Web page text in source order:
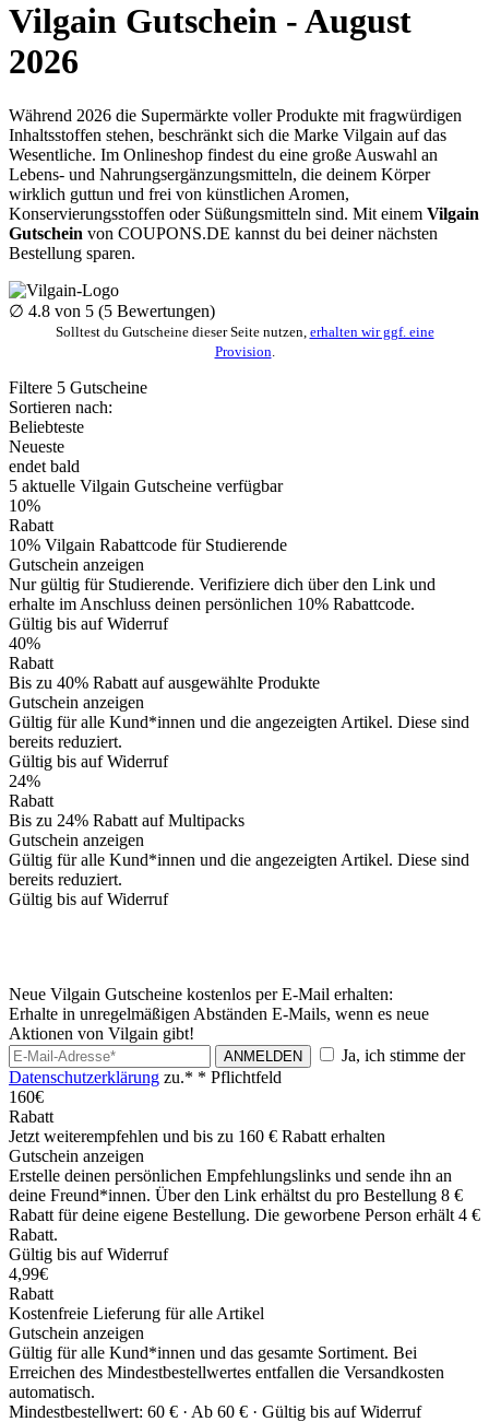
Vilgain Gutschein - August
2026
Während 2026 die Supermärkte voller Produkte mit fragwürdigen
Inhaltsstoffen stehen, beschränkt sich die Marke Vilgain auf das
Wesentliche. Im Onlineshop findest du eine große Auswahl an
Lebens- und Nahrungsergänzungsmitteln, die deinem Körper
wirklich guttun und frei von künstlichen Aromen,
Konservierungsstoffen oder Süßungsmitteln sind. Mit einem Vilgain
Gutschein von COUPONS.DE kannst du bei deiner nächsten
Bestellung sparen.
∅ 4.8 von 5 (5 Bewertungen)
Solltest du Gutscheine dieser Seite nutzen, erhalten wir ggf. eine
Provision
Filtere 5 Gutscheine
Sortieren nach:
Beliebteste
Neueste
endet bald
5 aktuelle Vilgain Gutscheine verfügbar
10%
Rabatt
10% Vilgain Rabattcode für Studierende
Gutschein anzeigen
Nur gültig für Studierende. Verifiziere dich über den Link und
erhalte im Anschluss deinen persönlichen 10% Rabattcode.
Gültig bis auf Widerruf
40%
Rabatt
Bis zu 40% Rabatt auf ausgewählte Produkte
Gutschein anzeigen
Gültig für alle Kund*innen und die angezeigten Artikel. Diese sind
bereits reduziert.
Gültig bis auf Widerruf
24%
Rabatt
Bis zu 24% Rabatt auf Multipacks
Gutschein anzeigen
Gültig für alle Kund*innen und die angezeigten Artikel. Diese sind
bereits reduziert.
Gültig bis auf Widerruf
Neue Vilgain Gutscheine kostenlos per E-Mail erhalten:
Erhalte in unregelmäßigen Abständen E-Mails, wenn es neue
Aktionen von Vilgain gibt!
ANMELDEN
Ja, ich stimme der
Datenschutzerklärung zu.* * Pflichtfeld
160€
Rabatt
Jetzt weiterempfehlen und bis zu 160 € Rabatt erhalten
Gutschein anzeigen
Erstelle deinen persönlichen Empfehlungslinks und sende ihn an
deine Freund*innen. Über den Link erhältst du pro Bestellung 8 €
Rabatt für deine eigene Bestellung. Die geworbene Person erhält 4 €
Rabatt.
Gültig bis auf Widerruf
4,99€
Rabatt
Kostenfreie Lieferung für alle Artikel
Gutschein anzeigen
Gültig für alle Kund*innen und das gesamte Sortiment. Bei
Erreichen des Mindestbestellwertes entfallen die Versandkosten
automatisch.
Mindestbestellwert: 60 € · Ab 60 € · Gültig bis auf Widerruf